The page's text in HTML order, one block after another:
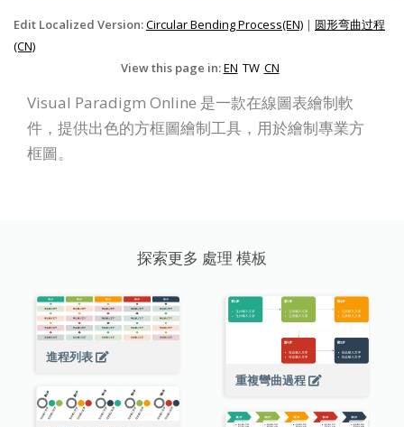
Edit Localized Version:Circular Bending Process(EN) | 圆形弯曲过程
(CN)
View this page in:EN TW CN
Visual Paradigm Online 是一款在線圖表繪制軟
件，提供出色的方框圖繪制工具，用於繪制專業方
框圖。
探索更多 處理 模板
進程列表
重複彎曲過程